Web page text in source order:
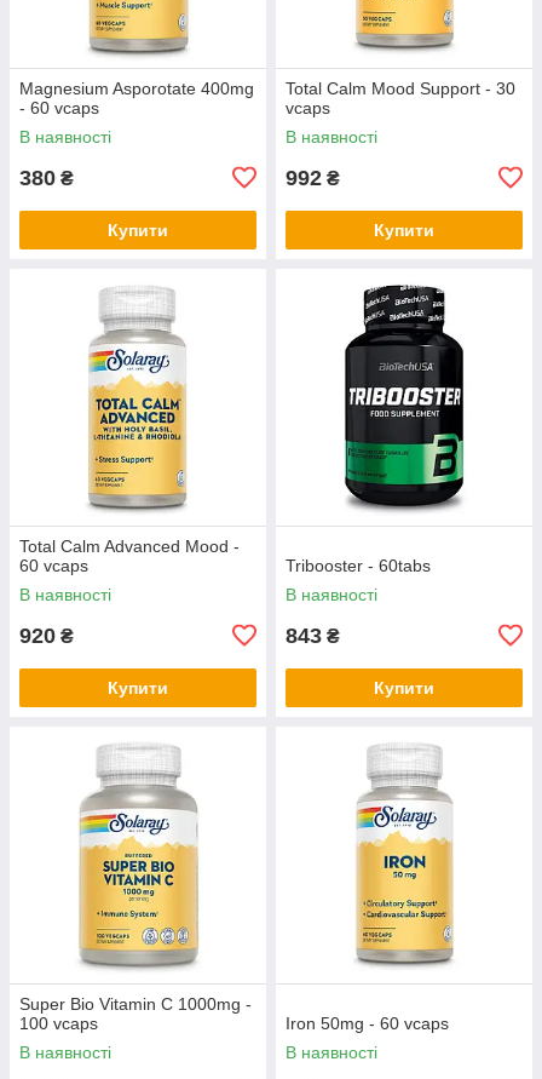
Magnesium Asporotate 400mg
- 60 vcaps
В наявності
380 ₴
Купити
Total Calm Mood Support - 30
vcaps
В наявності
992 ₴
Купити
Total Calm Advanced Mood -
60 vcaps
В наявності
920 ₴
Купити
Tribooster - 60tabs
В наявності
843 ₴
Купити
Super Bio Vitamin C 1000mg -
100 vcaps
В наявності
Iron 50mg - 60 vcaps
В наявності